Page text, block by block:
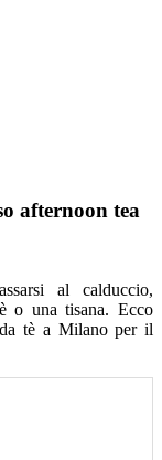
afternoon tea
al calduccio,
o una tisana. Ecco
tè a Milano per il